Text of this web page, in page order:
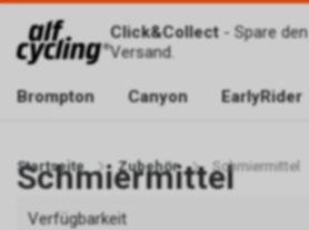
Click&Collect- Spare den
Versand.
Brompton Canyon EarlyRider
Startseite Zubehör Schmiermittel
Schmiermittel
Verfügbarkeit